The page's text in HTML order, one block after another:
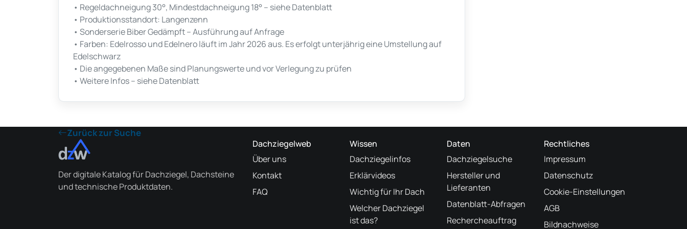
• Regeldachneigung 30°, Mindestdachneigung 18° – siehe Datenblatt
• Produktionsstandort: Langenzenn
• Sonderserie Biber Gedämpft – Ausführung auf Anfrage
• Farben: Edelrosso und Edelnero läuft im Jahr 2026 aus. Es erfolgt unterjährig eine Umstellung auf
Edelschwarz
• Die angegebenen Maße sind Planungswerte und vor Verlegung zu prüfen
• Weitere Infos – siehe Datenblatt
Zurück zur Suche
Der digitale Katalog für Dachziegel, Dachsteine
und technische Produktdaten.
Dachziegelweb
Über uns
Kontakt
FAQ
Wissen
Dachziegelinfos
Erklärvideos
Wichtig für Ihr Dach
Welcher Dachziegel
ist das?
Daten
Dachziegelsuche
Hersteller und
Lieferanten
Datenblatt-Abfragen
Rechercheauftrag
Rechtliches
Impressum
Datenschutz
Cookie-Einstellungen
AGB
Bildnachweise